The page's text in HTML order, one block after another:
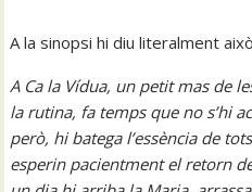
A la sinopsi hi diu literalment
A Ca la Vídua, un petit mas de
la rutina, fa temps que no s’hi
però, hi batega l’essència de
esperin pacientment el retorn